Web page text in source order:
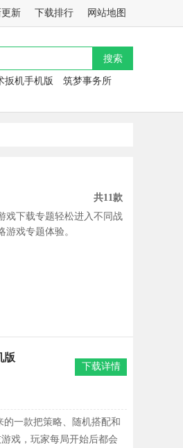
新 下载排行 网站地图
扳机手机版 筑梦事务所
共11款
戏下载专题轻松进入不同战
戏专题体验。
版
的一款把策略、随机搭配和
戏，玩家每局开始后都会
下载详情